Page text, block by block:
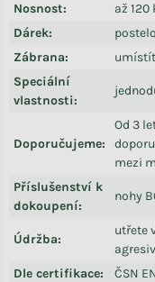
Nosnost:
až 120
Dárek:
Zábrana:
Speciální
vlastnosti:
Doporučujeme:
Od 3
mezi
Příslušenství k
dokoupení:
nohy
Údržba:
utřete
Dle certifikace:
ČSN